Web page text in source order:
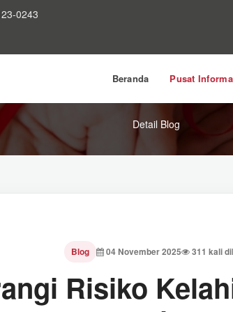
0243
Beranda Pusat
Detail Blog
Blog 04 November 2025 311 kali
Risiko